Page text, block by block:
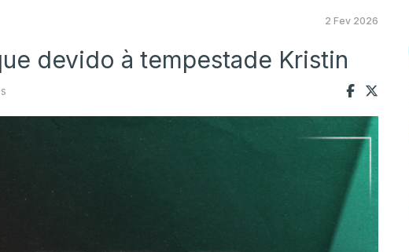
2 Fev 2026
devido à tempestade Kristin